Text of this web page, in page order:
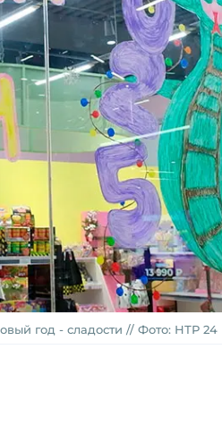
год - сладости // Фото: НТР 24